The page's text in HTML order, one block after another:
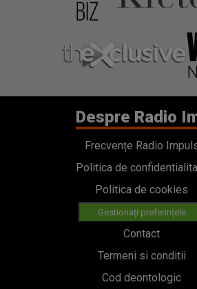
Despre Radio
Frecvențe Radio
Politica de
Politica de cookies
Gestionați preferințele
Contact
Termeni si conditii
Cod deontologic